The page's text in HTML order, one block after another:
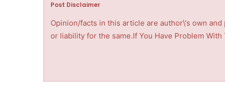
Post Disclaimer
Opinion/facts in this article are author\'s own
or liability for the same.If You Have Problem